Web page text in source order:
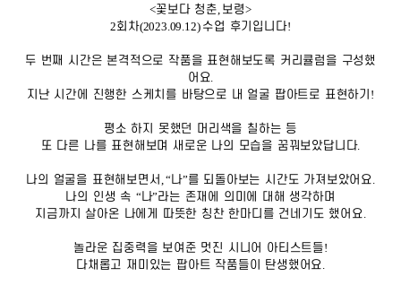
<꽃보다 청춘, 보령>
2회차(2023.09.12) 수업 후기입니다!
두 번째 시간은 본격적으로 작품을 표현해보도록 커리큘럼을 구성했
어요.
지난 시간에 진행한 스케치를 바탕으로 내 얼굴 팝아트로 표현하기 !
평소 하지 못했던 머리색을 칠하는 등
또 다른 나를 표현해보며 새로운 나의 모습을 꿈꿔보았답니다.
나의 얼굴을 표현해보면서 , “나”를 되돌아보는 시간도 가져보았어요.
나의 인생 속 “나”라는 존재에 의미에 대해 생각하며
지금까지 살아온 나에게 따뜻한 칭찬 한마디를 건네기도 했어요.
놀라운 집중력을 보여준 멋진 시니어 아티스트들!
다채롭고 재미있는 팝아트 작품들이 탄생했어요.